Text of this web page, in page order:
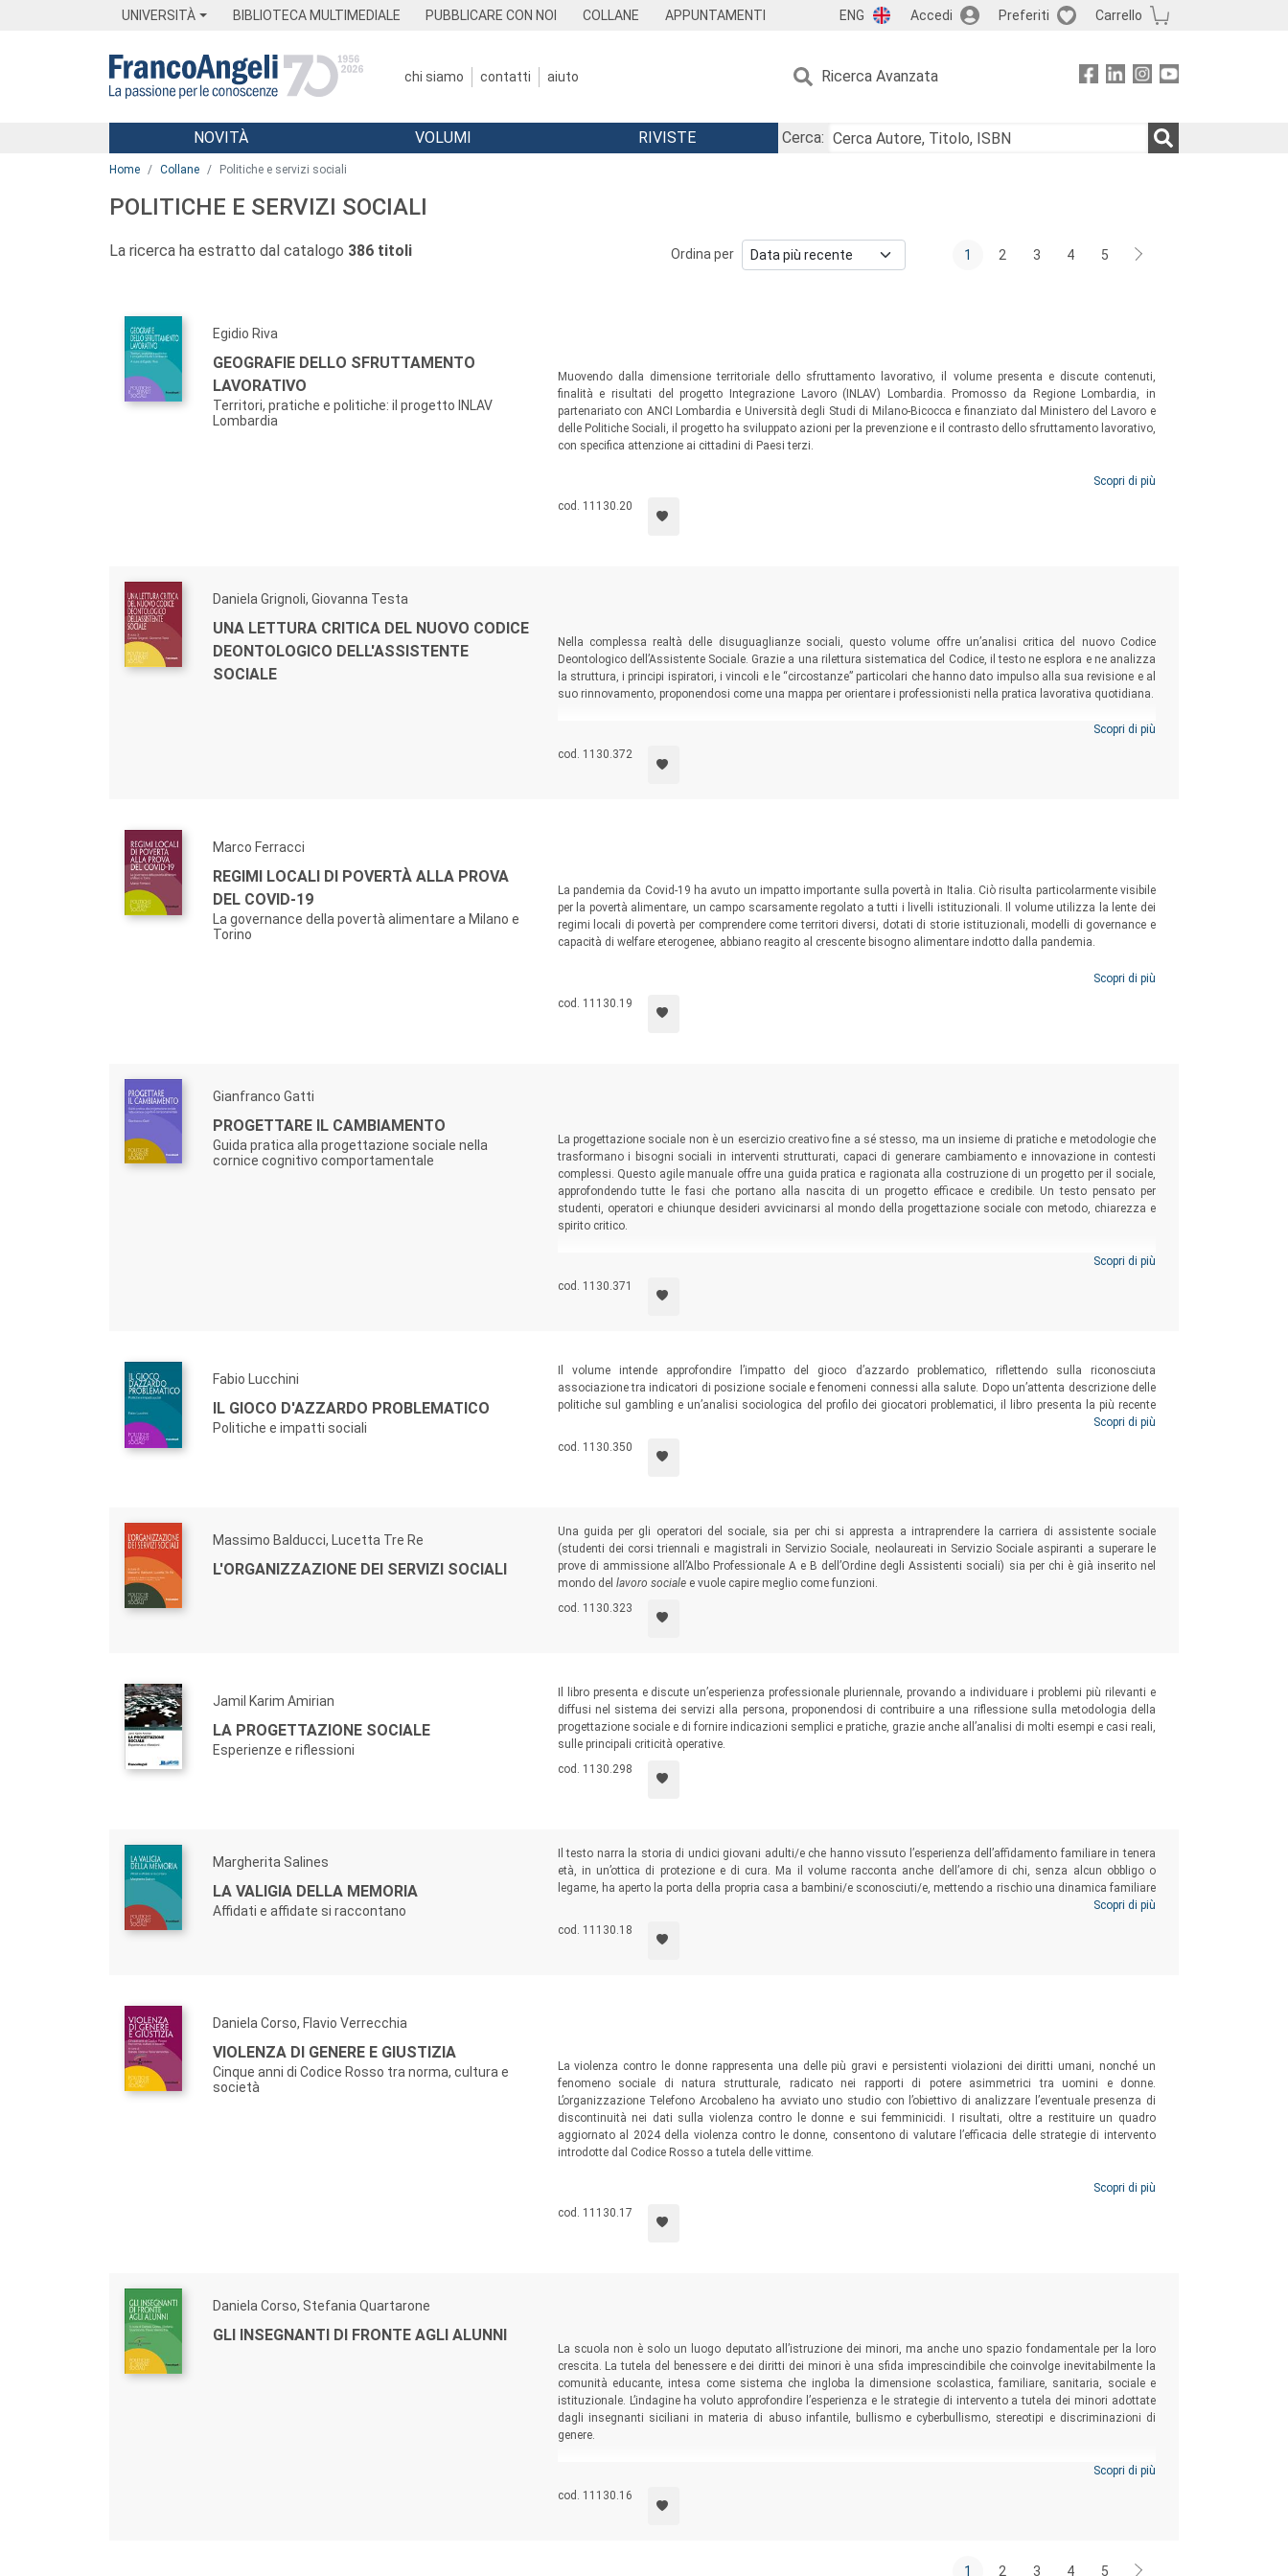
UNIVERSITÀ BIBLIOTECA MULTIMEDIALE PUBBLICARE CON NOI COLLANE APPUNTAMENTI ENG Accedi Preferiti Carrello
chi siamo contatti aiuto Ricerca Avanzata
Menu
NOVITÀ VOLUMI RIVISTE
Cerca:
Home Collane Politiche e servizi sociali
POLITICHE E SERVIZI SOCIALI
La ricerca ha estratto dal catalogo 386 titoli Ordina per 1 2 3 4 5
Egidio Riva
GEOGRAFIE DELLO SFRUTTAMENTO
LAVORATIVO
Territori, pratiche e politiche: il progetto INLAV
Lombardia
Muovendo dalla dimensione territoriale dello sfruttamento lavorativo, il volume presenta e discute contenuti,
finalità e risultati del progetto Integrazione Lavoro (INLAV) Lombardia. Promosso da Regione Lombardia, in
partenariato con ANCI Lombardia e Università degli Studi di Milano-Bicocca e finanziato dal Ministero del Lavoro e
delle Politiche Sociali, il progetto ha sviluppato azioni per la prevenzione e il contrasto dello sfruttamento lavorativo,
con specifica attenzione ai cittadini di Paesi terzi.
Scopri di più
cod. 11130.20
Daniela Grignoli, Giovanna Testa
UNA LETTURA CRITICA DEL NUOVO CODICE
DEONTOLOGICO DELL'ASSISTENTE
SOCIALE
Nella complessa realtà delle disuguaglianze sociali, questo volume offre un’analisi critica del nuovo Codice
Deontologico dell’Assistente Sociale. Grazie a una rilettura sistematica del Codice, il testo ne esplora e ne analizza
la struttura, i principi ispiratori, i vincoli e le “circostanze” particolari che hanno dato impulso alla sua revisione e al
suo rinnovamento, proponendosi come una mappa per orientare i professionisti nella pratica lavorativa quotidiana.
Scopri di più
cod. 1130.372
Marco Ferracci
REGIMI LOCALI DI POVERTÀ ALLA PROVA
DEL COVID-19
La governance della povertà alimentare a Milano e
Torino
La pandemia da Covid-19 ha avuto un impatto importante sulla povertà in Italia. Ciò risulta particolarmente visibile
per la povertà alimentare, un campo scarsamente regolato a tutti i livelli istituzionali. Il volume utilizza la lente dei
regimi locali di povertà per comprendere come territori diversi, dotati di storie istituzionali, modelli di governance e
capacità di welfare eterogenee, abbiano reagito al crescente bisogno alimentare indotto dalla pandemia.
Scopri di più
cod. 11130.19
Gianfranco Gatti
PROGETTARE IL CAMBIAMENTO
Guida pratica alla progettazione sociale nella
cornice cognitivo comportamentale
La progettazione sociale non è un esercizio creativo fine a sé stesso, ma un insieme di pratiche e metodologie che
trasformano i bisogni sociali in interventi strutturati, capaci di generare cambiamento e innovazione in contesti
complessi. Questo agile manuale offre una guida pratica e ragionata alla costruzione di un progetto per il sociale,
approfondendo tutte le fasi che portano alla nascita di un progetto efficace e credibile. Un testo pensato per
studenti, operatori e chiunque desideri avvicinarsi al mondo della progettazione sociale con metodo, chiarezza e
spirito critico.
Scopri di più
cod. 1130.371
Fabio Lucchini
IL GIOCO D'AZZARDO PROBLEMATICO
Politiche e impatti sociali
Il volume intende approfondire l’impatto del gioco d’azzardo problematico, riflettendo sulla riconosciuta
associazione tra indicatori di posizione sociale e fenomeni connessi alla salute. Dopo un’attenta descrizione delle
politiche sul gambling e un’analisi sociologica del profilo dei giocatori problematici, il libro presenta la più recente
ricerca italiana dedicata ai costi sociali del fenomeno. Un testo per gli studenti dei corsi di Sociologia, Scienza
Politica ed Economia, ma anche per i policymaker interessati a conoscere dati e acquisire metodologie per
affrontare un tema al centro del dibattito pubblico.
Scopri di più
cod. 1130.350
Massimo Balducci, Lucetta Tre Re
L'ORGANIZZAZIONE DEI SERVIZI SOCIALI
Una guida per gli operatori del sociale, sia per chi si appresta a intraprendere la carriera di assistente sociale
(studenti dei corsi triennali e magistrali in Servizio Sociale, neolaureati in Servizio Sociale aspiranti a superare le
prove di ammissione all’Albo Professionale A e B dell’Ordine degli Assistenti sociali) sia per chi è già inserito nel
mondo del lavoro socialee vuole capire meglio come funzioni.
cod. 1130.323
Jamil Karim Amirian
LA PROGETTAZIONE SOCIALE
Esperienze e riflessioni
Il libro presenta e discute un’esperienza professionale pluriennale, provando a individuare i problemi più rilevanti e
diffusi nel sistema dei servizi alla persona, proponendosi di contribuire a una riflessione sulla metodologia della
progettazione sociale e di fornire indicazioni semplici e pratiche, grazie anche all’analisi di molti esempi e casi reali,
sulle principali criticità operative.
cod. 1130.298
Margherita Salines
LA VALIGIA DELLA MEMORIA
Affidati e affidate si raccontano
Il testo narra la storia di undici giovani adulti/e che hanno vissuto l’esperienza dell’affidamento familiare in tenera
età, in un’ottica di protezione e di cura. Ma il volume racconta anche dell’amore di chi, senza alcun obbligo o
legame, ha aperto la porta della propria casa a bambini/e sconosciuti/e, mettendo a rischio una dinamica familiare
consolidata negli anni; persone che hanno messo in secondo piano il proprio interesse, che hanno superato il
timore di alterare un equilibrio costituito e un’apparenza vincolata a un’immagine sociale di “famiglia” condivisa e
Scopri di più
cod. 11130.18
Daniela Corso, Flavio Verrecchia
VIOLENZA DI GENERE E GIUSTIZIA
Cinque anni di Codice Rosso tra norma, cultura e
società
La violenza contro le donne rappresenta una delle più gravi e persistenti violazioni dei diritti umani, nonché un
fenomeno sociale di natura strutturale, radicato nei rapporti di potere asimmetrici tra uomini e donne.
L’organizzazione Telefono Arcobaleno ha avviato uno studio con l’obiettivo di analizzare l’eventuale presenza di
discontinuità nei dati sulla violenza contro le donne e sui femminicidi. I risultati, oltre a restituire un quadro
aggiornato al 2024 della violenza contro le donne, consentono di valutare l’efficacia delle strategie di intervento
introdotte dal Codice Rosso a tutela delle vittime.
Scopri di più
cod. 11130.17
Daniela Corso, Stefania Quartarone
GLI INSEGNANTI DI FRONTE AGLI ALUNNI
La scuola non è solo un luogo deputato all’istruzione dei minori, ma anche uno spazio fondamentale per la loro
crescita. La tutela del benessere e dei diritti dei minori è una sfida imprescindibile che coinvolge inevitabilmente la
comunità educante, intesa come sistema che ingloba la dimensione scolastica, familiare, sanitaria, sociale e
istituzionale. L’indagine ha voluto approfondire l’esperienza e le strategie di intervento a tutela dei minori adottate
dagli insegnanti siciliani in materia di abuso infantile, bullismo e cyberbullismo, stereotipi e discriminazioni di
genere.
Scopri di più
cod. 11130.16
1 2 3 4 5